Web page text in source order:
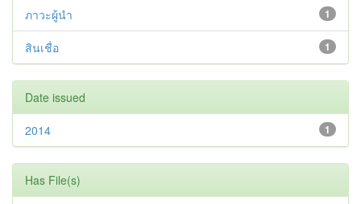
1
ภาวะผู้นำ
1
สินเชื่อ
Date issued
1
2014
Has File(s)